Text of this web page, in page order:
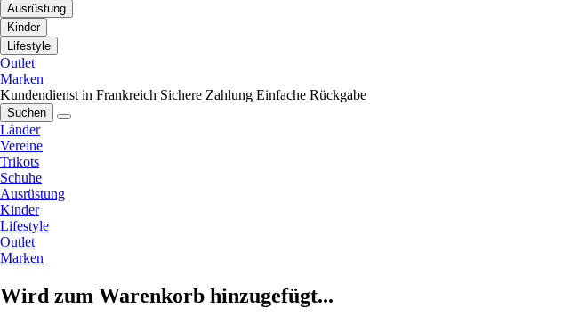
Ausrüstung
Kinder
Lifestyle
Outlet
Marken
Kundendienst in Frankreich Sichere Zahlung Einfache Rückgabe
Suchen
Länder
Vereine
Trikots
Schuhe
Ausrüstung
Kinder
Lifestyle
Outlet
Marken
Wird zum Warenkorb hinzugefügt...